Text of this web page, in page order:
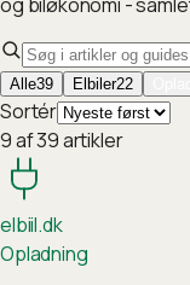
Alle39 Elbiler22
Sortér
9 af 39 artikler
elbiil.dk
Opladning